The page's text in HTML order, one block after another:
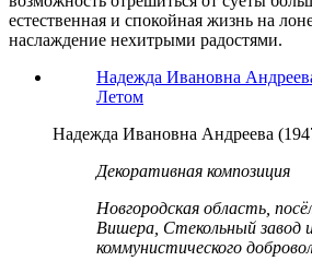
естественная и спокойная жизнь на
наслаждение нехитрыми радостями.
Надежда Ивановна
Летом
Надежда Ивановна Андреева
Декоративная композиция
Новгородская область,
Вишера, Стекольный завод
коммунистического